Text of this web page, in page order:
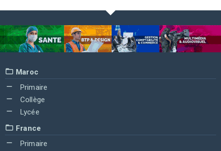
Maroc
Primaire
Collège
Lycée
France
Primaire